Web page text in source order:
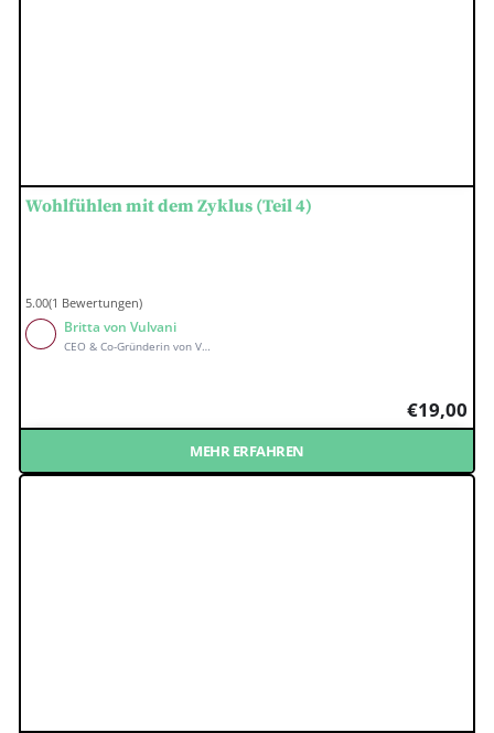
Wohlfühlen mit dem Zyklus (Teil 4)
5.00(1 Bewertungen)
Britta von Vulvani
CEO & Co-Gründerin von Vulvani
€19,00
MEHR ERFAHREN